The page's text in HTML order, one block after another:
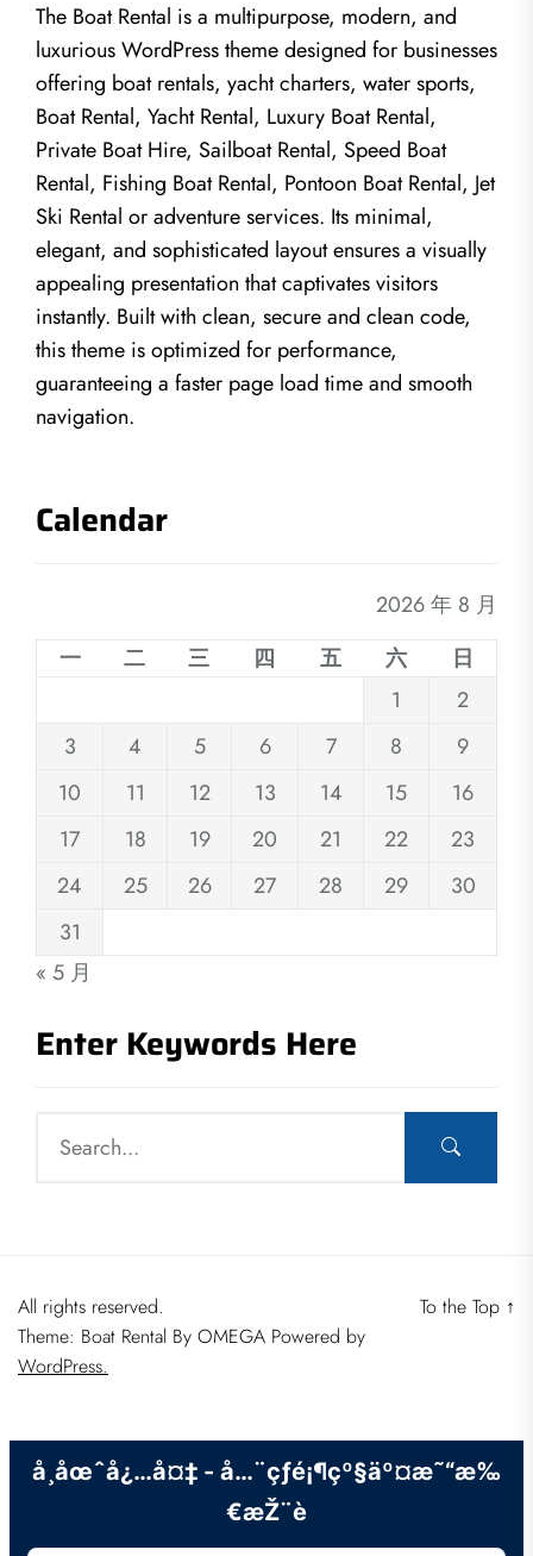
The Boat Rental is a multipurpose, modern, and
luxurious WordPress theme designed for businesses
offering boat rentals, yacht charters, water sports,
Boat Rental, Yacht Rental, Luxury Boat Rental,
Private Boat Hire, Sailboat Rental, Speed Boat
Rental, Fishing Boat Rental, Pontoon Boat Rental, Jet
Ski Rental or adventure services. Its minimal,
elegant, and sophisticated layout ensures a visually
appealing presentation that captivates visitors
instantly. Built with clean, secure and clean code,
this theme is optimized for performance,
guaranteeing a faster page load time and smooth
navigation.
Calendar
2026 年 8 月
一
二 三 四 五 六
日
1
2
3
4 5 6 7 8
9
10
11 12 13 14 15
16
17
18 19 20 21 22
23
24
25 26 27 28 29
30
31
« 5 月
Enter Keywords Here
All rights reserved.
Theme: Boat Rental By OMEGA Powered by
WordPress.
To the Top ↑